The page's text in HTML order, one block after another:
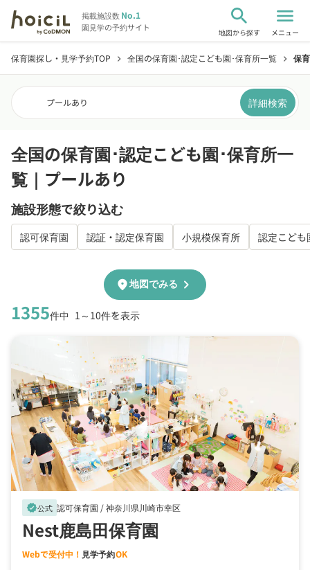
掲載施設数No.1
園見学の予約サイト
search
地図から探す
menu
メニュー
保育園探し・見学予約TOP chevron_right 全国の保育園･認定こども園･保育所一覧 chevron_right 保
プールあり 詳細検索
全国の保育園･認定こども園･保育所一
覧｜プールあり
施設形態で絞り込む
認可保育園 認証・認定保育園 小規模保育所 認定こども
1355件中 1～10件を表示
location_on地図でみる chevron_right
verified公式 認可保育園 /神奈川県川崎市幸区
Nest鹿島田保育園
Webで受付中！ 見学予約OK